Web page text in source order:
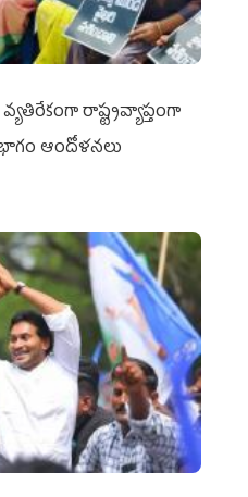
రాష్ట్రవ్యాప్తంగా
ఆందోళనలు